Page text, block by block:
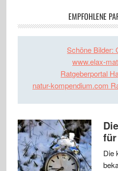
EMPFOHLENE
Schöne Bilder:
www.elax-
Ratgeberportal
natur-kompendium.com
Die